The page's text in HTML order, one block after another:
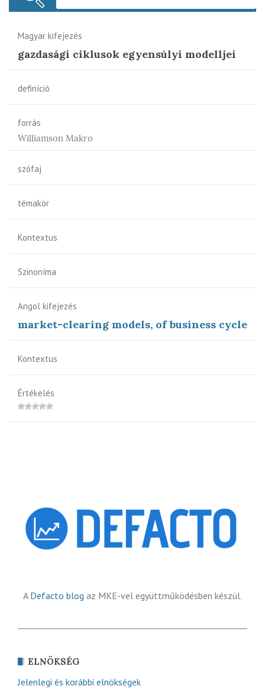
Magyar kifejezés
gazdasági ciklusok egyensúlyi modelljei
definíció
forrás
Williamson Makro
szófaj
témakör
Kontextus
Szinoníma
Angol kifejezés
market-clearing models, of business cycle
Kontextus
Értékelés
A Defacto blog az MKE-vel együttműködésben készül.
ELNÖKSÉG
Jelenlegi és korábbi elnökségek